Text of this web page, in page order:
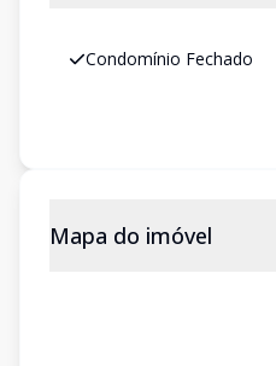
Condomínio Fechado
Mapa do imóvel